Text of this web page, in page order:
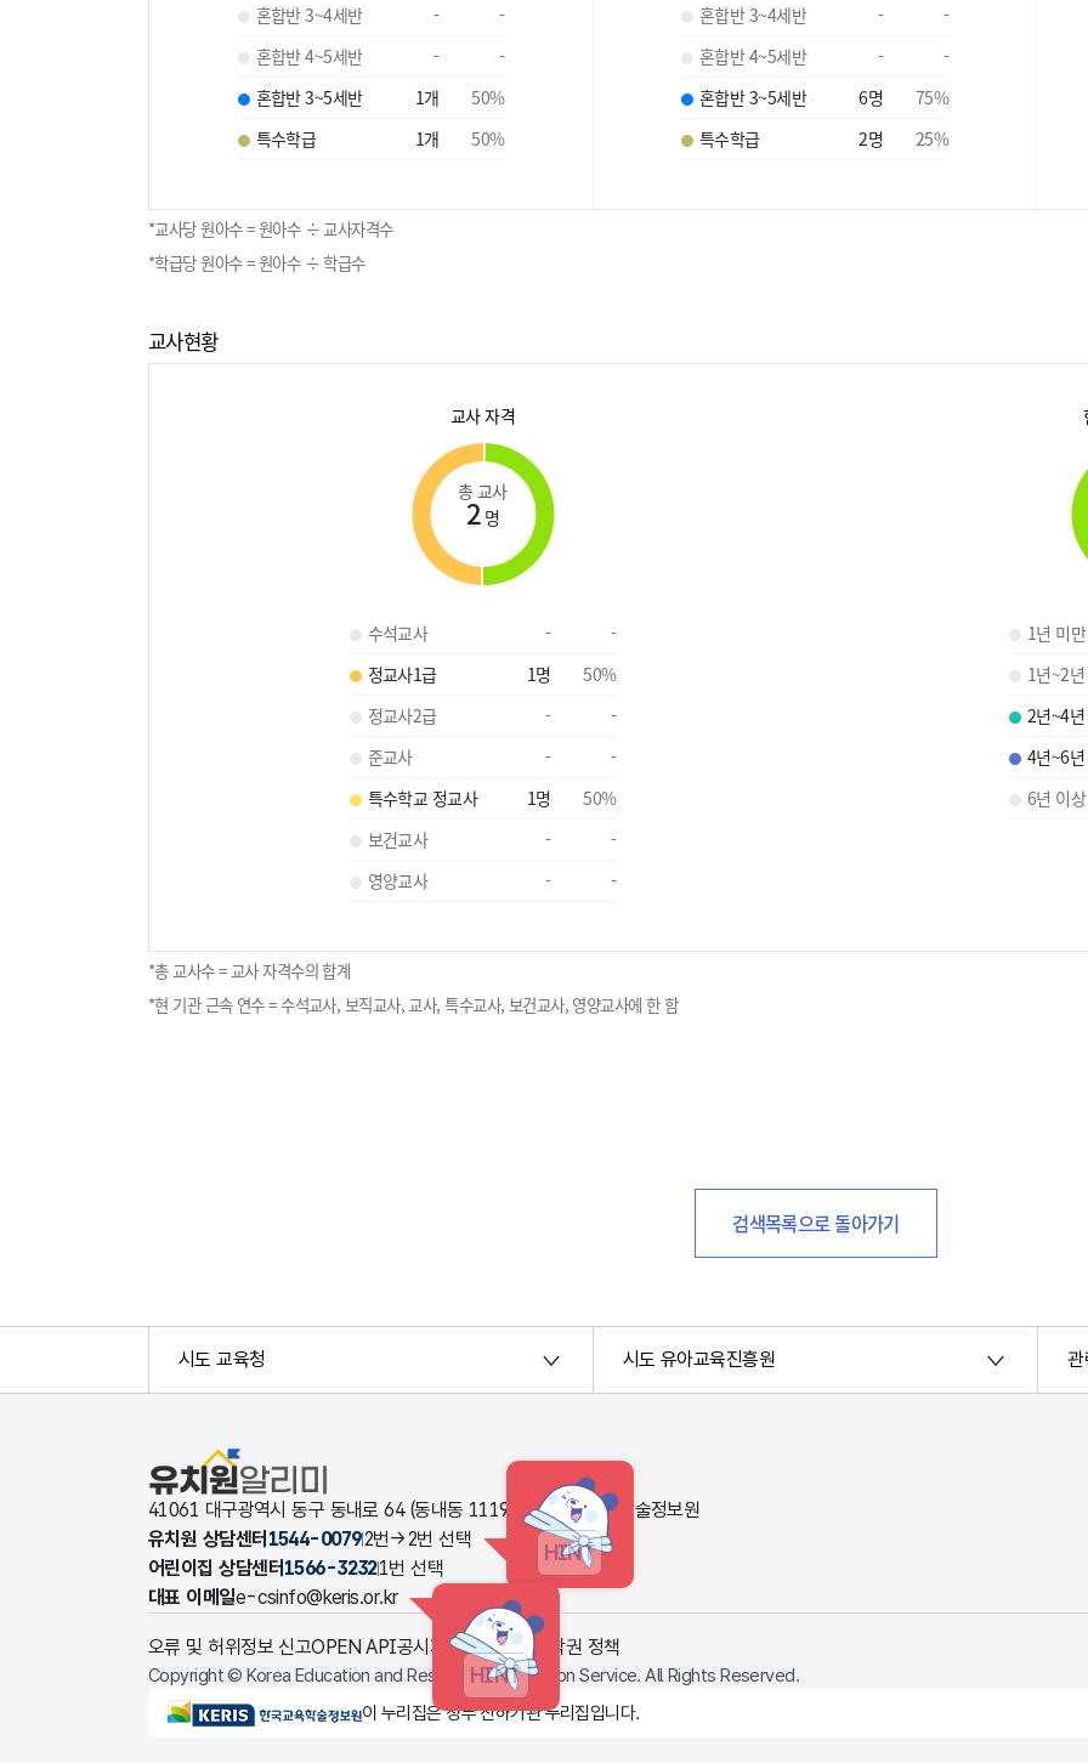
혼합반 3~4세반
-
-
혼합반 4~5세반
-
-
혼합반 3~5세반
1개 50%
특수학급
1개 50%
혼합반 3~4세반
-
-
혼합반 4~5세반
-
-
혼합반 3~5세반
6명 75%
특수학급
2명 25%
*교사당 원아수 = 원아수 ÷ 교사자격수
*학급당 원아수 = 원아수 ÷ 학급수
교사현황
교사 자격
총 교사
2 명
수석교사 -
-
정교사1급
1명 50%
정교사2급
-
-
준교사
-
-
특수학교 정교사
1명 50%
보건교사
-
-
영양교사
- -
1년 미만
1년~2
2년~4
4년~6
6년 이상
*총 교사수 = 교사 자격수의 합계
*현 기관 근속 연수 = 수석교사, 보직교사, 교사, 특수교사, 보건교사, 영양교사에 한 함
검색목록으로 돌아가기
시도 교육청 시도 유아교육진흥원
유치원알리미
41061 대구광역시 동구 동내로 64 (동내동 1119번지) 한국교육학술정보원
유치원 상담센터 1544-00792번→2번 선택
HINT
어린이집 상담센터 1566-32321번 선택
대표 이메일e-csinfo@keris.or.kr
HINT
오류 및 허위정보 신고OPEN API공시자료 다운로드저작권 정책
Copyright © Korea Education and Research Information Service. All Rights Reserved.
KERIS한국교육학술정보원이 누리집은 정부 산하기관 누리집입니다.